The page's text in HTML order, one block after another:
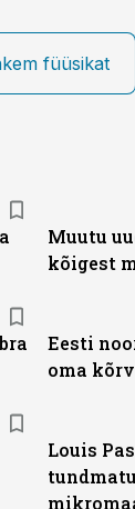
füüsikat
Muutu
kõigest
Eesti
oma
Louis